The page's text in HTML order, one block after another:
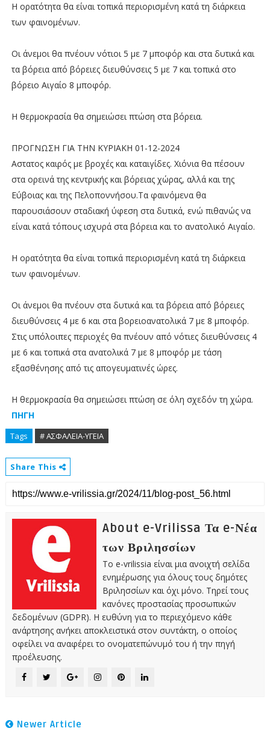
Η ορατότητα θα είναι τοπικά περιορισμένη κατά τη διάρκεια
των φαινομένων.
Οι άνεμοι θα πνέουν νότιοι 5 με 7 μποφόρ και στα δυτικά και
τα βόρεια από βόρειες διευθύνσεις 5 με 7 και τοπικά στο
βόρειο Αιγαίο 8 μποφόρ.
Η θερμοκρασία θα σημειώσει πτώση στα βόρεια.
ΠΡΟΓΝΩΣΗ ΓΙΑ ΤΗΝ ΚΥΡΙΑΚΗ 01-12-2024
Αστατος καιρός με βροχές και καταιγίδες. Χιόνια θα πέσουν
στα ορεινά της κεντρικής και βόρειας χώρας, αλλά και της
Εύβοιας και της Πελοποννήσου.Τα φαινόμενα θα
παρουσιάσουν σταδιακή ύφεση στα δυτικά, ενώ πιθανώς να
είναι κατά τόπους ισχυρά στα βόρεια και το ανατολικό Αιγαίο.
Η ορατότητα θα είναι τοπικά περιορισμένη κατά τη διάρκεια
των φαινομένων.
Οι άνεμοι θα πνέουν στα δυτικά και τα βόρεια από βόρειες
διευθύνσεις 4 με 6 και στα βορειοανατολικά 7 με 8 μποφόρ.
Στις υπόλοιπες περιοχές θα πνέουν από νότιες διευθύνσεις 4
με 6 και τοπικά στα ανατολικά 7 με 8 μποφόρ με τάση
εξασθένησης από τις απογευματινές ώρες.
Η θερμοκρασία θα σημειώσει πτώση σε όλη σχεδόν τη χώρα.
ΠΗΓΗ
Tags # ΑΣΦΑΛΕΙΑ-ΥΓΕΙΑ
Share This
About e-Vrilissa Τα e-Νέα
των Βριλησσίων
Το e-vrilissia είναι μια ανοιχτή σελίδα
ενημέρωσης για όλους τους δημότες
Βριλησσίων και όχι μόνο. Τηρεί τους
κανόνες προστασίας προσωπικών
δεδομένων (GDPR). Η ευθύνη για το περιεχόμενο κάθε
ανάρτησης ανήκει αποκλειστικά στον συντάκτη, ο οποίος
οφείλει να αναφέρει το ονοματεπώνυμό του ή την πηγή
προέλευσης.
Newer Article